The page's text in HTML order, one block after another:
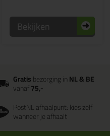
Bekijken
Gratisbezorging inNL & BE
vanaf75,-
PostNL afhaalpunt: kies zelf
wanneer je afhaalt